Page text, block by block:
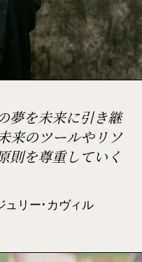
夢を未来に引き継
来のツールやリソ
を尊重していく
ュリー･カヴィル